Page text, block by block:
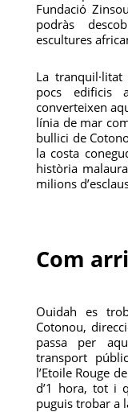
Fundació
podràs
escultures
La
pocs
converteixen
línia de mar
bullici de
la costa
història
milions
Com
Ouidah es
Cotonou,
passa per
transport
l’Etoile Rouge
d’1 hora, tot i
puguis trobar a